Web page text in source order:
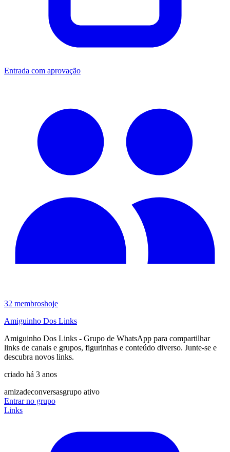
Entrada com aprovação
32 membroshoje
Amiguinho Dos Links
Amiguinho Dos Links - Grupo de WhatsApp para compartilhar
links de canais e grupos, figurinhas e conteúdo diverso. Junte-se e
descubra novos links.
criado há 3 anos
amizadeconversasgrupo ativo
Entrar no grupo
Links